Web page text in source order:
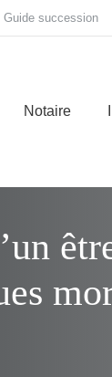
Guide succession
Notaire